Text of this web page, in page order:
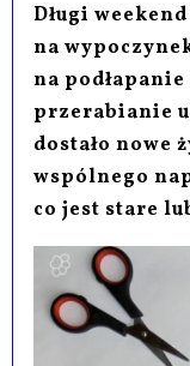
Długi
na
na
przerabianie
dostało nowe
wspólnego
co jest stare